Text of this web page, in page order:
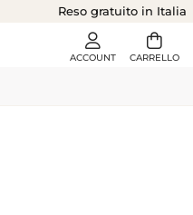
Reso gratuito in Italia